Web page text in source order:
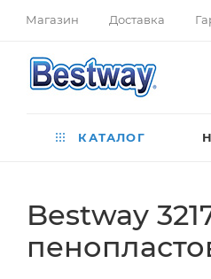
Магазин Доставка
КАТАЛОГ
Bestway